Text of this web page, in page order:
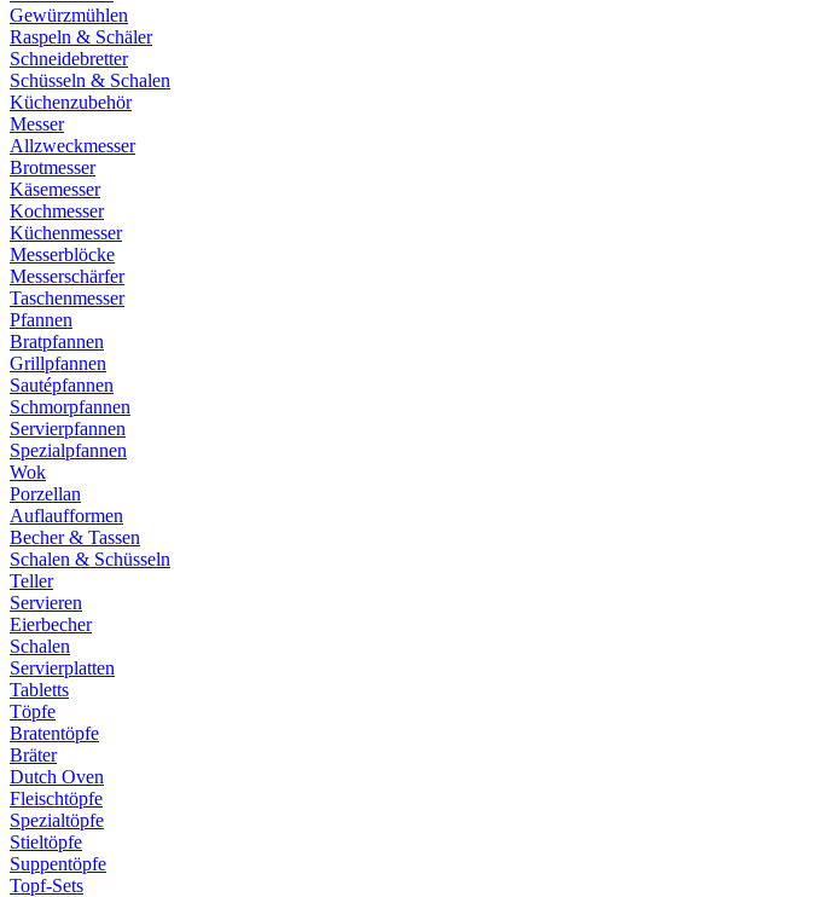
Gewürzmühlen
Raspeln & Schäler
Schneidebretter
Schüsseln & Schalen
Küchenzubehör
Messer
Allzweckmesser
Brotmesser
Käsemesser
Kochmesser
Küchenmesser
Messerblöcke
Messerschärfer
Taschenmesser
Pfannen
Bratpfannen
Grillpfannen
Sautépfannen
Schmorpfannen
Servierpfannen
Spezialpfannen
Wok
Porzellan
Auflaufformen
Becher & Tassen
Schalen & Schüsseln
Teller
Servieren
Eierbecher
Schalen
Servierplatten
Tabletts
Töpfe
Bratentöpfe
Bräter
Dutch Oven
Fleischtöpfe
Spezialtöpfe
Stieltöpfe
Suppentöpfe
Topf-Sets